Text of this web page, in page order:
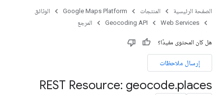
الصفحة الرئيسية المنتجات Google Maps Platform
الوثائق
Web Services
Geocoding API المرجع
هل كان المحتوى مفيدًا؟
إرسال ملاحظات
REST Resource: geocode.places